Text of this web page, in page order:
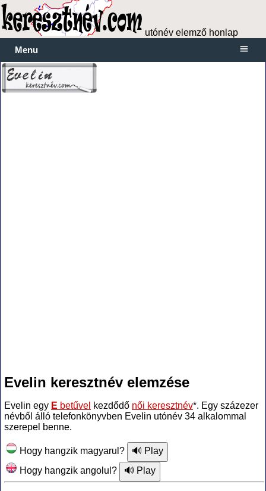
utónév elemző honlap
Menu
Evelin keresztnév elemzése
Evelin egy E betűvel kezdődő női keresztnév*. Egy százezer
névből álló telefonkönyvben Evelin utónév 34 alkalommal
szerepel benne.
Hogy hangzik magyarul?
Hogy hangzik angolul?